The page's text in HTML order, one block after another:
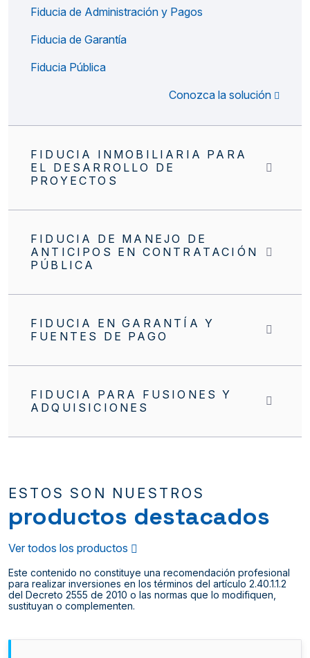
Fiducia de Administración y Pagos
Fiducia de Garantía
Fiducia Pública
Conozca la solución
FIDUCIA INMOBILIARIA PARA
EL DESARROLLO DE
PROYECTOS
FIDUCIA DE MANEJO DE
ANTICIPOS EN CONTRATACIÓN
PÚBLICA
FIDUCIA EN GARANTÍA Y
FUENTES DE PAGO
FIDUCIA PARA FUSIONES Y
ADQUISICIONES
ESTOS SON NUESTROS
productos destacados
Ver todos los productos
Este contenido no constituye una recomendación profesional
para realizar inversiones en los términos del artículo 2.40.1.1.2
del Decreto 2555 de 2010 o las normas que lo modifiquen,
sustituyan o complementen.